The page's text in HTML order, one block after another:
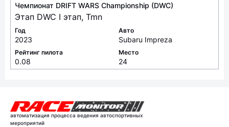
Чемпионат DRIFT WARS Championship (DWC)
Этап DWC I этап, Tmn
Год
2023
Авто
Subaru Impreza
Рейтинг пилота
0.08
Место
24
автоматизация процесса ведения автоспортивных
мероприятий